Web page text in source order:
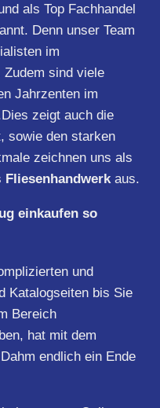
als Top Fachhandel
Denn unser Team
im
sind viele
Jahrzenten im
zeigt auch die
sowie den starken
zeichnen uns als
Fliesenhandwerk aus.
einkaufen so
und
Katalogseiten bis Sie
Bereich
hat mit dem
endlich ein Ende